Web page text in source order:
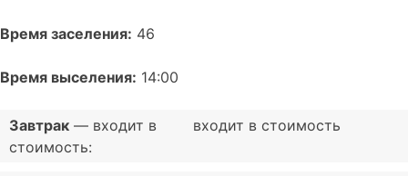
Время заселения: 46
Время выселения: 14:00
Завтрак — входит в
стоимость:
входит в стоимость